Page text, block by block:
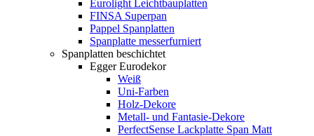
Eurolight Leichtbauplatten
FINSA Superpan
Pappel Spanplatten
Spanplatte messerfurniert
Spanplatten beschichtet
Egger Eurodekor
Weiß
Uni-Farben
Holz-Dekore
Metall- und Fantasie-Dekore
PerfectSense Lackplatte Span Matt